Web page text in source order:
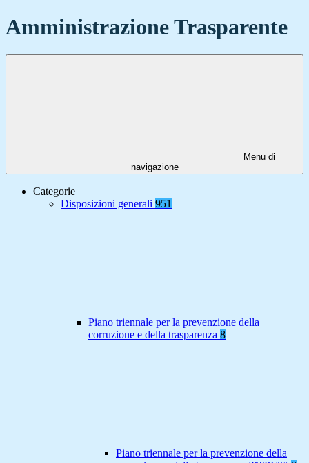
Amministrazione Trasparente
Menu di
navigazione
Categorie
Disposizioni generali 951
Piano triennale per la prevenzione della
corruzione e della trasparenza 8
Piano triennale per la prevenzione della